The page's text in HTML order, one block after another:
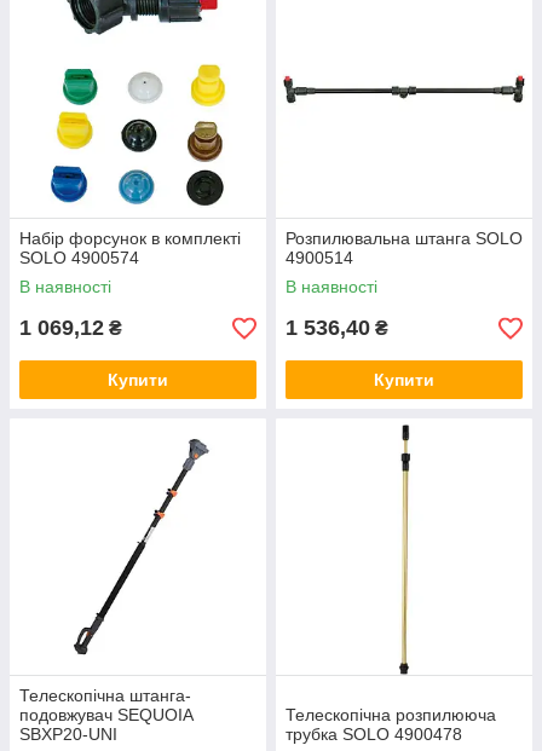
Набір форсунок в комплекті
SOLO 4900574
В наявності
1 069,12 ₴
Купити
Розпилювальна штанга SOLO
4900514
В наявності
1 536,40 ₴
Купити
Телескопічна штанга-
подовжувач SEQUOIA
SBXP20-UNI
Телескопічна розпилююча
трубка SOLO 4900478